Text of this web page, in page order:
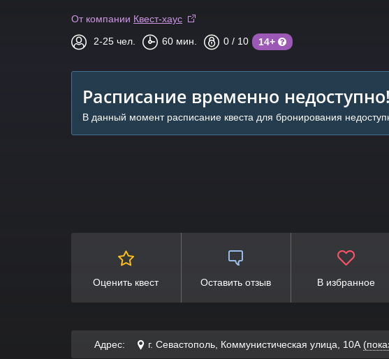
От компании Квест-хаус
2-25 чел. 60 мин. 0 / 10 14+
Расписание временно недоступно!
В данный момент расписание квеста для бронирования
Оценить квест Оставить отзыв В избранное
Адрес: г. Севастополь, Коммунистическая улица, 10А